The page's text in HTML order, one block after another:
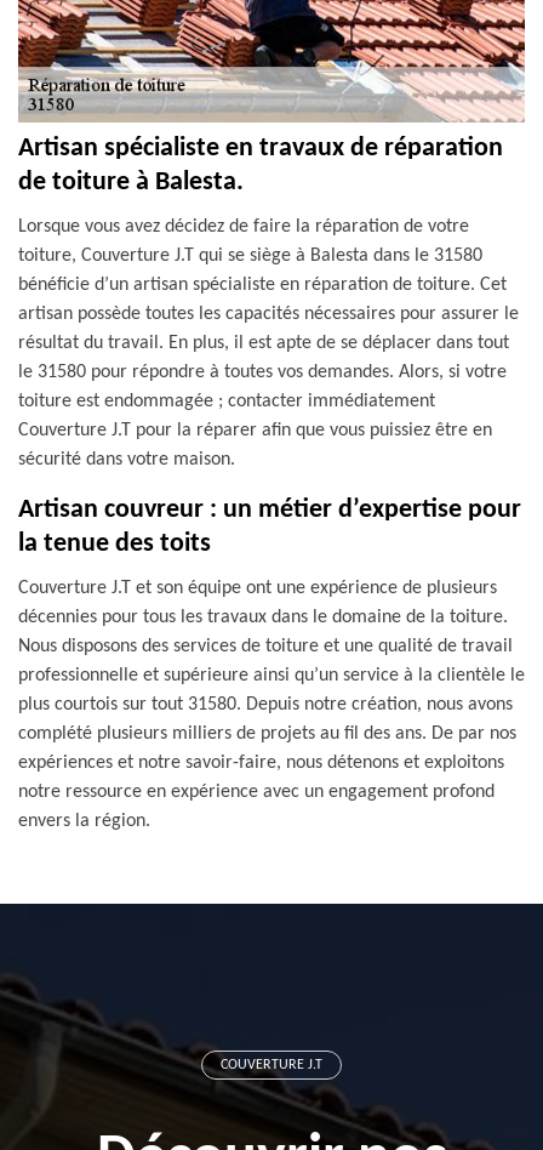
Artisan spécialiste en travaux de réparation
de toiture à Balesta.
Lorsque vous avez décidez de faire la réparation de votre
toiture, Couverture J.T qui se siège à Balesta dans le 31580
bénéficie d’un artisan spécialiste en réparation de toiture. Cet
artisan possède toutes les capacités nécessaires pour assurer le
résultat du travail. En plus, il est apte de se déplacer dans tout
le 31580 pour répondre à toutes vos demandes. Alors, si votre
toiture est endommagée ; contacter immédiatement
Couverture J.T pour la réparer afin que vous puissiez être en
sécurité dans votre maison.
Artisan couvreur : un métier d’expertise pour
la tenue des toits
Couverture J.T et son équipe ont une expérience de plusieurs
décennies pour tous les travaux dans le domaine de la toiture.
Nous disposons des services de toiture et une qualité de travail
professionnelle et supérieure ainsi qu’un service à la clientèle le
plus courtois sur tout 31580. Depuis notre création, nous avons
complété plusieurs milliers de projets au fil des ans. De par nos
expériences et notre savoir-faire, nous détenons et exploitons
notre ressource en expérience avec un engagement profond
envers la région.
COUVERTURE J.T